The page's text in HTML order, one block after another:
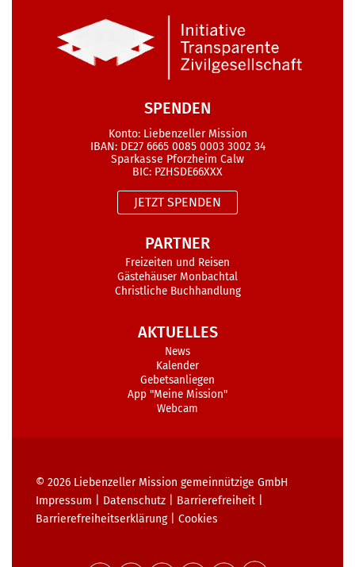
SPENDEN
Konto: Liebenzeller Mission
IBAN: DE27 6665 0085 0003 3002 34
Sparkasse Pforzheim Calw
BIC: PZHSDE66XXX
JETZT SPENDEN
PARTNER
Freizeiten und Reisen
Gästehäuser Monbachtal
Christliche Buchhandlung
AKTUELLES
News
Kalender
Gebetsanliegen
App "Meine Mission"
Webcam
© 2026 Liebenzeller Mission gemeinnützige GmbH
Impressum
Datenschutz Barrierefreiheit
Barrierefreiheits­erklärung| Cookies